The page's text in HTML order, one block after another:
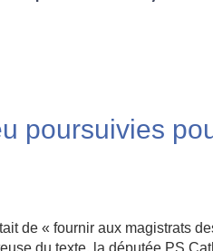
poursuivies
de « fournir aux magistrats
du texte, la députée PS